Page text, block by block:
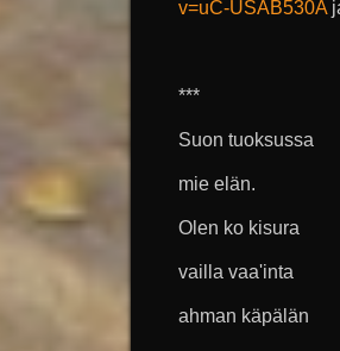
v=uC-USAB530A
***
Suon tuoksussa
mie elän.
Olen ko kisura
vailla vaa'inta
ahman käpälän